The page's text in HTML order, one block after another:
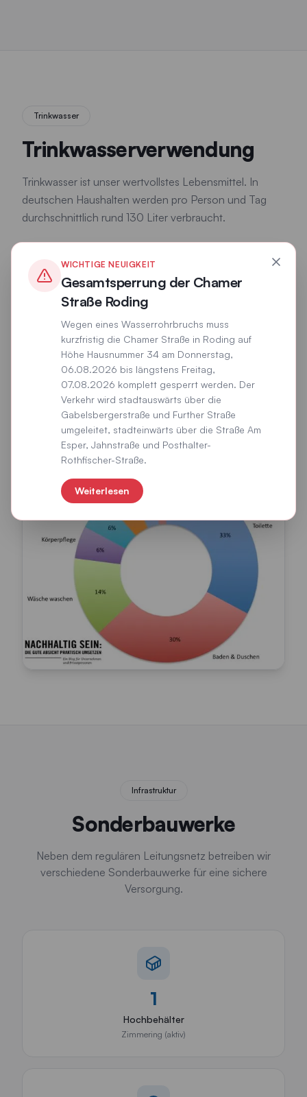
Trinkwasser
Trinkwasserverwendung
Trinkwasser ist unser wertvollstes Lebensmittel. In
deutschen Haushalten werden pro Person und Tag
durchschnittlich rund 130 Liter verbraucht.
Der größte Anteil entfällt auf Baden, Duschen und
Körperpflege, gefolgt von der Toilettenspülung. Nur
ein kleiner Teil wird tatsächlich zum Trinken und
Kochen verwendet.
36%
Baden & Duschen
27%
Toilettenspülung
12%
Wäsche waschen
4%
Trinken & Kochen
Infrastruktur
Sonderbauwerke
Neben dem regulären Leitungsnetz betreiben wir
verschiedene Sonderbauwerke für eine sichere
Versorgung.
1
Hochbehälter
Zimmering (aktiv)
WICHTIGE NEUIGKEIT
Gesamtsperrung der Chamer
Straße Roding
Wegen eines Wasserrohrbruchs muss
kurzfristig die Chamer Straße in Roding auf
Höhe Hausnummer 34 am Donnerstag,
06.08.2026 bis längstens Freitag,
07.08.2026 komplett gesperrt werden. Der
Verkehr wird stadtauswärts über die
Gabelsbergerstraße und Further Straße
umgeleitet, stadteinwärts über die Straße Am
Esper, Jahnstraße und Posthalter-
Rothfischer-Straße.
Weiterlesen